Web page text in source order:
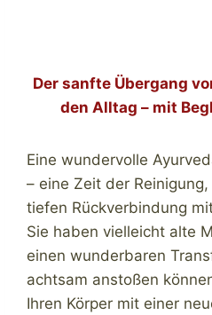
Der sanfte Übergang
den Alltag – mit
Eine wundervolle
– eine Zeit der
tiefen Rückverbindung
Sie haben vielleicht alte
einen wunderbaren
achtsam anstoßen
Ihren Körper mit einer